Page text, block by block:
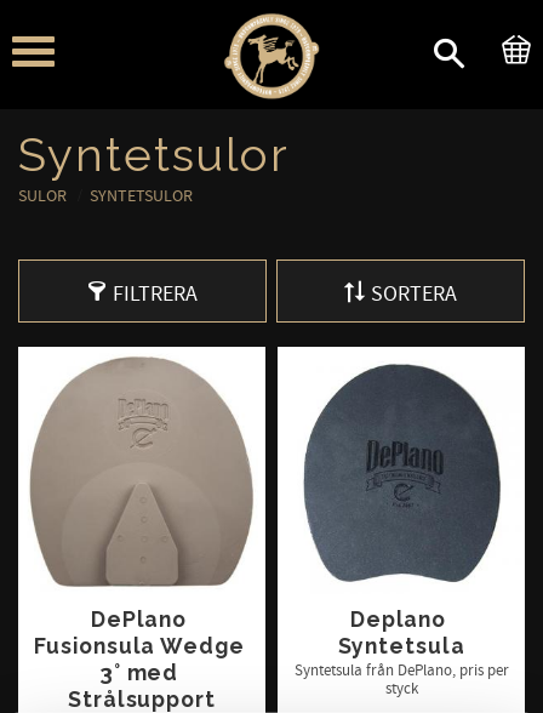
Meny
Syntetsulor
SULOR SYNTETSULOR
FILTRERA SORTERA
DePlano
Fusionsula Wedge
3° med
Strålsupport
Deplano
Syntetsula
Syntetsula från DePlano, pris per
styck